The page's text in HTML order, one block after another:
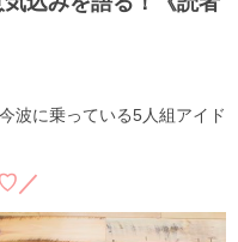
波に乗っている5人組アイド
／